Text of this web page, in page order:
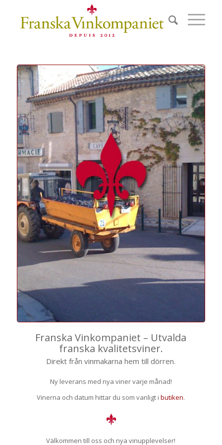
Franska Vinkompaniet – Utvalda
franska kvalitetsviner.
Direkt från vinmakarna hem till dörren.
Ny leverans med nya viner varje månad!
Vinerna och datum hittar du som vanligt ibutiken.
Välkommen till oss och nya vinupplevelser!